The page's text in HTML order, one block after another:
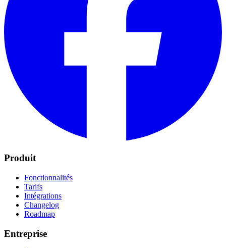
Produit
Fonctionnalités
Tarifs
Intégrations
Changelog
Roadmap
Entreprise